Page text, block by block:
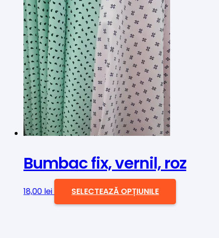
Bumbac fix, vernil, roz
18,00 lei SELECTEAZĂ OPȚIUNILE
produs